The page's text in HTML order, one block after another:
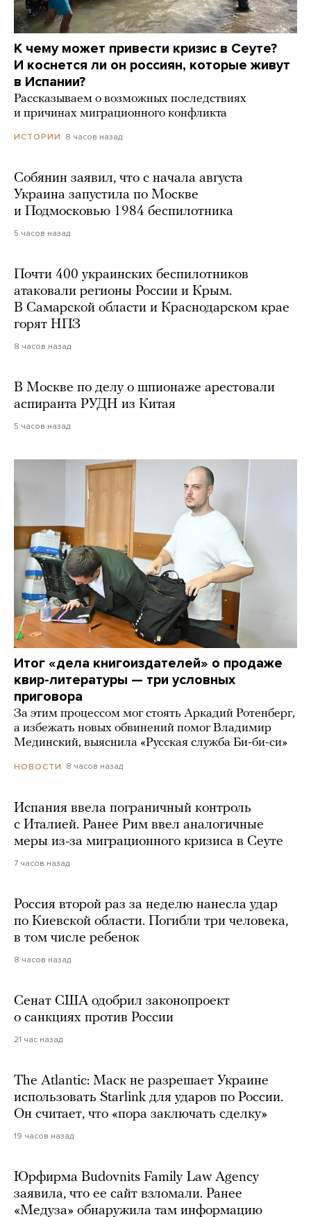
К чему может привести кризис в Сеуте?
И коснется ли он россиян, которые живут
в Испании?
Рассказываем о возможных последствиях
и причинах миграционного конфликта
ИСТОРИИ 8 часов назад
Собянин заявил, что с начала августа
Украина запустила по Москве
и Подмосковью 1984 беспилотника
5 часов назад
Почти 400 украинских беспилотников
атаковали регионы России и Крым.
В Самарской области и Краснодарском крае
горят НПЗ
8 часов назад
В Москве по делу о шпионаже арестовали
аспиранта РУДН из Китая
5 часов назад
Итог «дела книгоиздателей» о продаже
квир-литературы — три условных
приговора
За этим процессом мог стоять Аркадий Ротенберг,
а избежать новых обвинений помог Владимир
Мединский, выяснила «Русская служба Би-би-си»
НОВОСТИ 8 часов назад
Испания ввела пограничный контроль
с Италией. Ранее Рим ввел аналогичные
меры из-за миграционного кризиса в Сеуте
7 часов назад
Россия второй раз за неделю нанесла удар
по Киевской области. Погибли три человека,
в том числе ребенок
8 часов назад
Сенат США одобрил законопроект
о санкциях против России
21 час назад
The Atlantic: Маск не разрешает Украине
использовать Starlink для ударов по России.
Он считает, что «пора заключать сделку»
19 часов назад
Юрфирма Budovnits Family Law Agency
заявила, что ее сайт взломали. Ранее
«Медуза» обнаружила там информацию